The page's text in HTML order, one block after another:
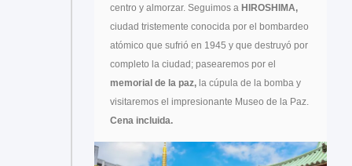
centro y almorzar. Seguimos a HIROSHIMA,
ciudad tristemente conocida por el bombardeo
atómico que sufrió en 1945 y que destruyó por
completo la ciudad; pasearemos por el
memorial de la paz, la cúpula de la bomba y
visitaremos el impresionante Museo de la Paz.
Cena incluida.